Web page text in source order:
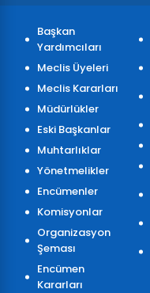
Başkan
Yardımcıları
Meclis Üyeleri
Meclis Kararları
Müdürlükler
Eski Başkanlar
Muhtarlıklar
Yönetmelikler
Encümenler
Komisyonlar
Organizasyon
Şeması
Encümen
Kararları